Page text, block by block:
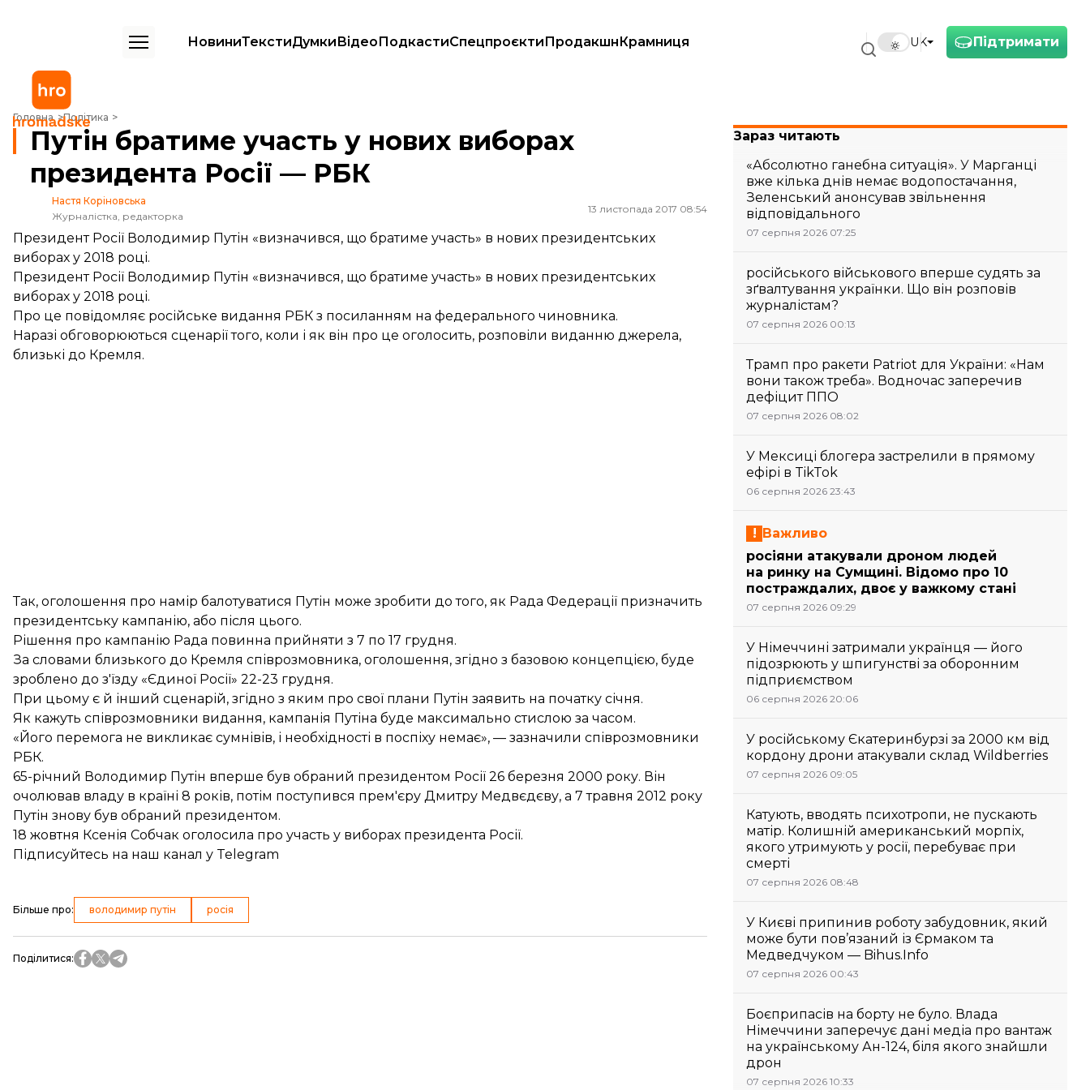
Підтримати
UK
НовиниТекстиДумкиВідеоПодкастиСпецпроєктиПродакшнКрамниця
Головна Політика
Путін братиме участь у нових виборах президента Росії — РБК
Путін братиме участь у нових виборах
президента Росії — РБК
Настя Коріновська
Журналістка, редакторка
13 листопада 2017 08:54
Президент Росії Володимир Путін «визначився, що братиме участь» в нових президентських
виборах у 2018 році.
Президент Росії Володимир Путін «визначився, що братиме участь» в нових президентських
виборах у 2018 році.
Про це повідомляє російське видання РБК з посиланням на федерального чиновника.
Наразі обговорюються сценарії того, коли і як він про це оголосить, розповіли виданню джерела,
близькі до Кремля.
Так, оголошення про намір балотуватися Путін може зробити до того, як Рада Федерації призначить
президентську кампанію, або після цього.
Рішення про кампанію Рада повинна прийняти з 7 по 17 грудня.
За словами близького до Кремля співрозмовника, оголошення, згідно з базовою концепцією, буде
зроблено до з'їзду «Єдиної Росії» 22-23 грудня.
При цьому є й інший сценарій, згідно з яким про свої плани Путін заявить на початку січня.
Як кажуть співрозмовники видання, кампанія Путіна буде максимально стислою за часом.
«Його перемога не викликає сумнівів, і необхідності в поспіху немає», — зазначили співрозмовники
РБК.
65-річний Володимир Путін вперше був обраний президентом Росії 26 березня 2000 року. Він
очолював владу в країні 8 років, потім поступився прем'єру Дмитру Медвєдєву, а 7 травня 2012 року
Путін знову був обраний президентом.
18 жовтня Ксенія Собчак оголосила про участь у виборах президента Росії.
Підписуйтесь на наш канал у Telegram
Більше про: володимир путін росія
Поділитися:
Зараз читають
«Абсолютно ганебна ситуація». У Марганці
вже кілька днів немає водопостачання,
Зеленський анонсував звільнення
відповідального
07 серпня 2026 07:25
російського військового вперше судять за
зґвалтування українки. Що він розповів
журналістам?
07 серпня 2026 00:13
Трамп про ракети Patriot для України: «Нам
вони також треба». Водночас заперечив
дефіцит ППО
07 серпня 2026 08:02
У Мексиці блогера застрелили в прямому
ефірі в TikTok
06 серпня 2026 23:43
Важливо
росіяни атакували дроном людей
на ринку на Сумщині. Відомо про 10
постраждалих, двоє у важкому стані
07 серпня 2026 09:29
У Німеччині затримали українця — його
підозрюють у шпигунстві за оборонним
підприємством
06 серпня 2026 20:06
У російському Єкатеринбурзі за 2000 км від
кордону дрони атакували склад Wildberries
07 серпня 2026 09:05
Катують, вводять психотропи, не пускають
матір. Колишній американський морпіх,
якого утримують у росії, перебуває при
смерті
07 серпня 2026 08:48
У Києві припинив роботу забудовник, який
може бути пов’язаний із Єрмаком та
Медведчуком — Bihus.Info
07 серпня 2026 00:43
Боєприпасів на борту не було. Влада
Німеччини заперечує дані медіа про вантаж
на українському Ан-124, біля якого знайшли
дрон
07 серпня 2026 10:33